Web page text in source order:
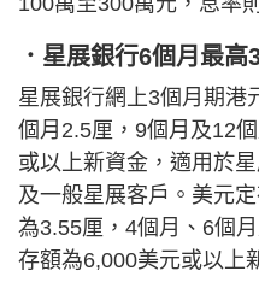
．星展銀行6個月最高
星展銀行網上3個月期港
個月2.5厘，9個月及12
或以上新資金，適用於
及一般星展客戶。美元
為3.55厘，4個月、6個
存額為6,000美元或以上